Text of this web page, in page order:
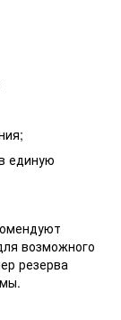
единую
возможного
резерва